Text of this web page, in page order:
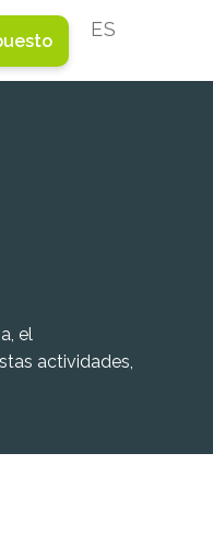
ESPAÑOL
el
actividades,